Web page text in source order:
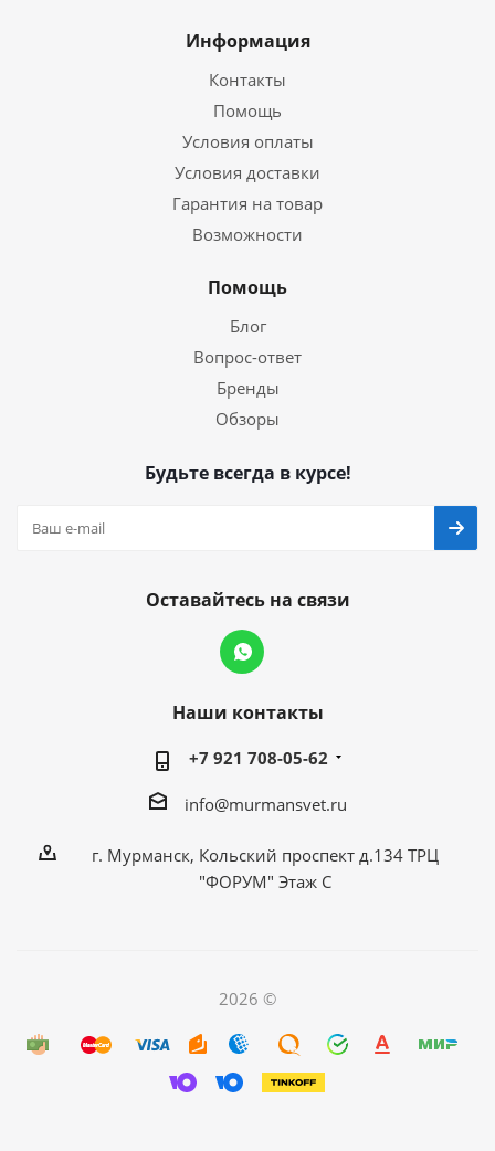
Информация
Контакты
Помощь
Условия оплаты
Условия доставки
Гарантия на товар
Возможности
Помощь
Блог
Вопрос-ответ
Бренды
Обзоры
Будьте всегда в курсе!
Оставайтесь на связи
Наши контакты
+7 921 708-05-62
info@murmansvet.ru
г. Мурманск, Кольский проспект д.134 ТРЦ
"ФОРУМ" Этаж С
2026 ©